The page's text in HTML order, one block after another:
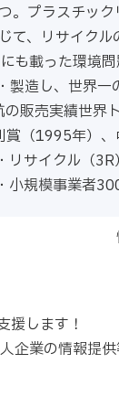
。プラスチッ
て、リサイクル
も載った環境
製造し、世界一
販売実績世界
（1995年）
サイクル（
規模事業者
援します！
企業の情報提